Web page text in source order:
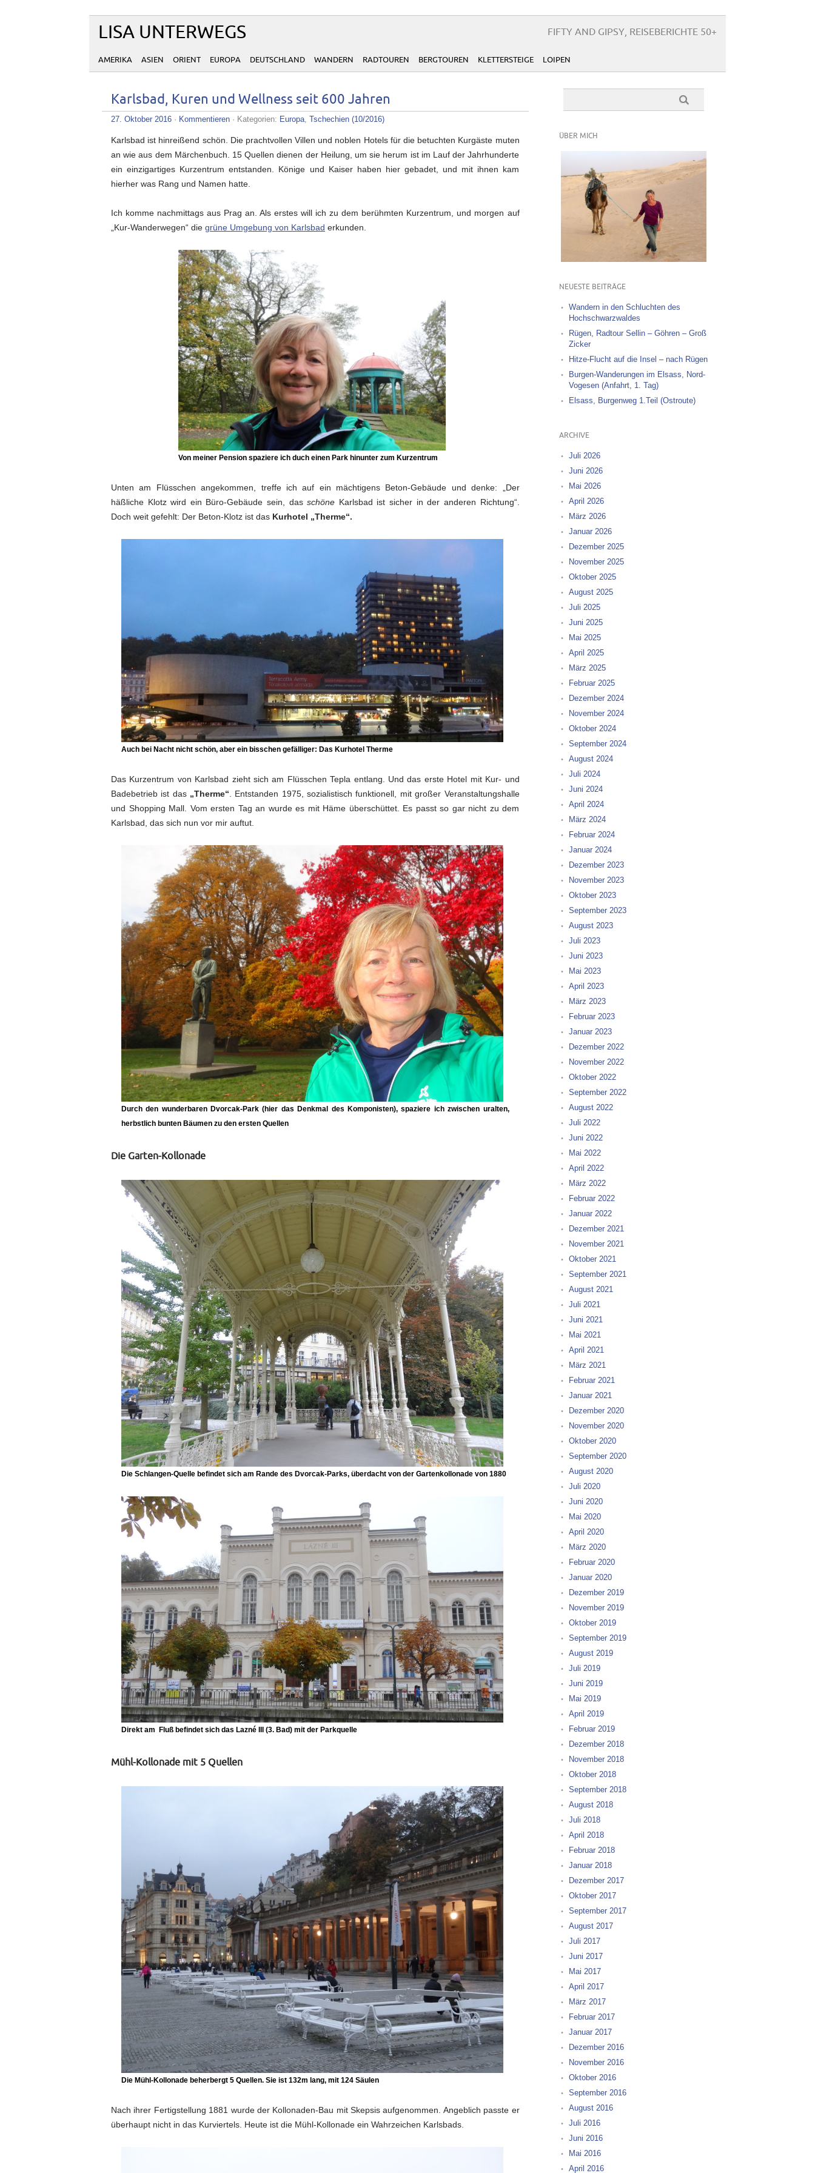
LISA UNTERWEGS FIFTY AND GIPSY, REISEBERICHTE 50+
AMERIKA ASIEN ORIENT EUROPA DEUTSCHLAND WANDERN RADTOUREN BERGTOUREN KLETTERSTEIGE LOIPEN
Karlsbad, Kuren und Wellness seit 600 Jahren
27. Oktober 2016 · Kommentieren · Kategorien: Europa, Tschechien (10/2016)
Karlsbad ist hinreißend schön. Die prachtvollen Villen und noblen Hotels für die betuchten Kurgäste muten
an wie aus dem Märchenbuch. 15 Quellen dienen der Heilung, um sie herum ist im Lauf der Jahrhunderte
ein einzigartiges Kurzentrum entstanden. Könige und Kaiser haben hier gebadet, und mit ihnen kam
hierher was Rang und Namen hatte.
Ich komme nachmittags aus Prag an. Als erstes will ich zu dem berühmten Kurzentrum, und morgen auf
„Kur-Wanderwegen“ die grüne Umgebung von Karlsbad erkunden.
Von meiner Pension spaziere ich duch einen Park hinunter zum Kurzentrum
Unten am Flüsschen angekommen, treffe ich auf ein mächtigens Beton-Gebäude und denke: „Der
häßliche Klotz wird ein Büro-Gebäude sein, dasschöne Karlsbad ist sicher in der anderen Richtung“.
Doch weit gefehlt: Der Beton-Klotz ist das Kurhotel „Therme“.
Auch bei Nacht nicht schön, aber ein bisschen gefälliger: Das Kurhotel Therme
Das Kurzentrum von Karlsbad zieht sich am Flüsschen Tepla entlang. Und das erste Hotel mit Kur- und
Badebetrieb ist das„Therme“ . Entstanden 1975, sozialistisch funktionell, mit großer Veranstaltungshalle
und Shopping Mall. Vom ersten Tag an wurde es mit Häme überschüttet. Es passt so gar nicht zu dem
Karlsbad, das sich nun vor mir auftut.
Durch den wunderbaren Dvorcak-Park (hier das Denkmal des Komponisten), spaziere ich zwischen uralten,
herbstlich bunten Bäumen zu den ersten Quellen
Die Garten-Kollonade
Die Schlangen-Quelle befindet sich am Rande des Dvorcak-Parks, überdacht von der Gartenkollonade von 1880
Direkt am Fluß befindet sich das Lazné III (3. Bad) mit der Parkquelle
Mühl-Kollonade mit 5 Quellen
Die Mühl-Kollonade beherbergt 5 Quellen. Sie ist 132m lang, mit 124 Säulen
Nach ihrer Fertigstellung 1881 wurde der Kollonaden-Bau mit Skepsis aufgenommen. Angeblich passte er
überhaupt nicht in das Kurviertels. Heute ist die Mühl-Kollonade ein Wahrzeichen Karlsbads.
ÜBER MICH
NEUESTE BEITRÄGE
Wandern in den Schluchten des
Hochschwarzwaldes
Rügen, Radtour Sellin – Göhren – Groß
Zicker
Hitze-Flucht auf die Insel – nach Rügen
Burgen-Wanderungen im Elsass, Nord-
Vogesen (Anfahrt, 1. Tag)
Elsass, Burgenweg 1.Teil (Ostroute)
ARCHIVE
Juli 2026
Juni 2026
Mai 2026
April 2026
März 2026
Januar 2026
Dezember 2025
November 2025
Oktober 2025
August 2025
Juli 2025
Juni 2025
Mai 2025
April 2025
März 2025
Februar 2025
Dezember 2024
November 2024
Oktober 2024
September 2024
August 2024
Juli 2024
Juni 2024
April 2024
März 2024
Februar 2024
Januar 2024
Dezember 2023
November 2023
Oktober 2023
September 2023
August 2023
Juli 2023
Juni 2023
Mai 2023
April 2023
März 2023
Februar 2023
Januar 2023
Dezember 2022
November 2022
Oktober 2022
September 2022
August 2022
Juli 2022
Juni 2022
Mai 2022
April 2022
März 2022
Februar 2022
Januar 2022
Dezember 2021
November 2021
Oktober 2021
September 2021
August 2021
Juli 2021
Juni 2021
Mai 2021
April 2021
März 2021
Februar 2021
Januar 2021
Dezember 2020
November 2020
Oktober 2020
September 2020
August 2020
Juli 2020
Juni 2020
Mai 2020
April 2020
März 2020
Februar 2020
Januar 2020
Dezember 2019
November 2019
Oktober 2019
September 2019
August 2019
Juli 2019
Juni 2019
Mai 2019
April 2019
Februar 2019
Dezember 2018
November 2018
Oktober 2018
September 2018
August 2018
Juli 2018
April 2018
Februar 2018
Januar 2018
Dezember 2017
Oktober 2017
September 2017
August 2017
Juli 2017
Juni 2017
Mai 2017
April 2017
März 2017
Februar 2017
Januar 2017
Dezember 2016
November 2016
Oktober 2016
September 2016
August 2016
Juli 2016
Juni 2016
Mai 2016
April 2016